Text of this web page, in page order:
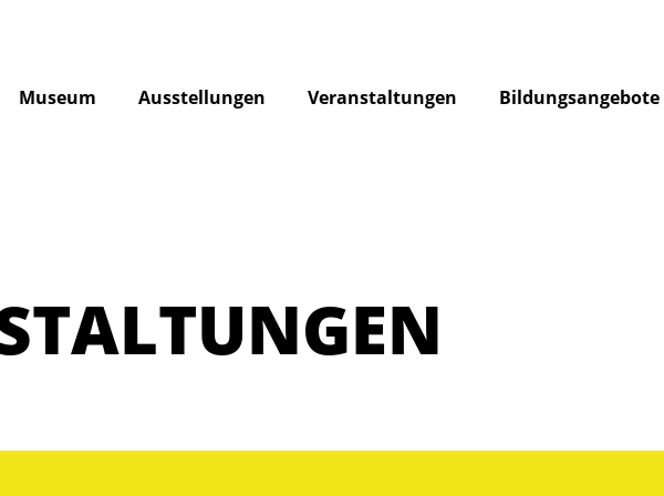
Museum Ausstellungen Veranstaltungen Bildungsangebote